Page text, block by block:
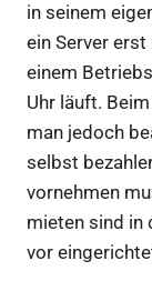
in seinem
ein Server
einem
Uhr läuft.
man jedoch
selbst
vornehmen
mieten sind in
vor